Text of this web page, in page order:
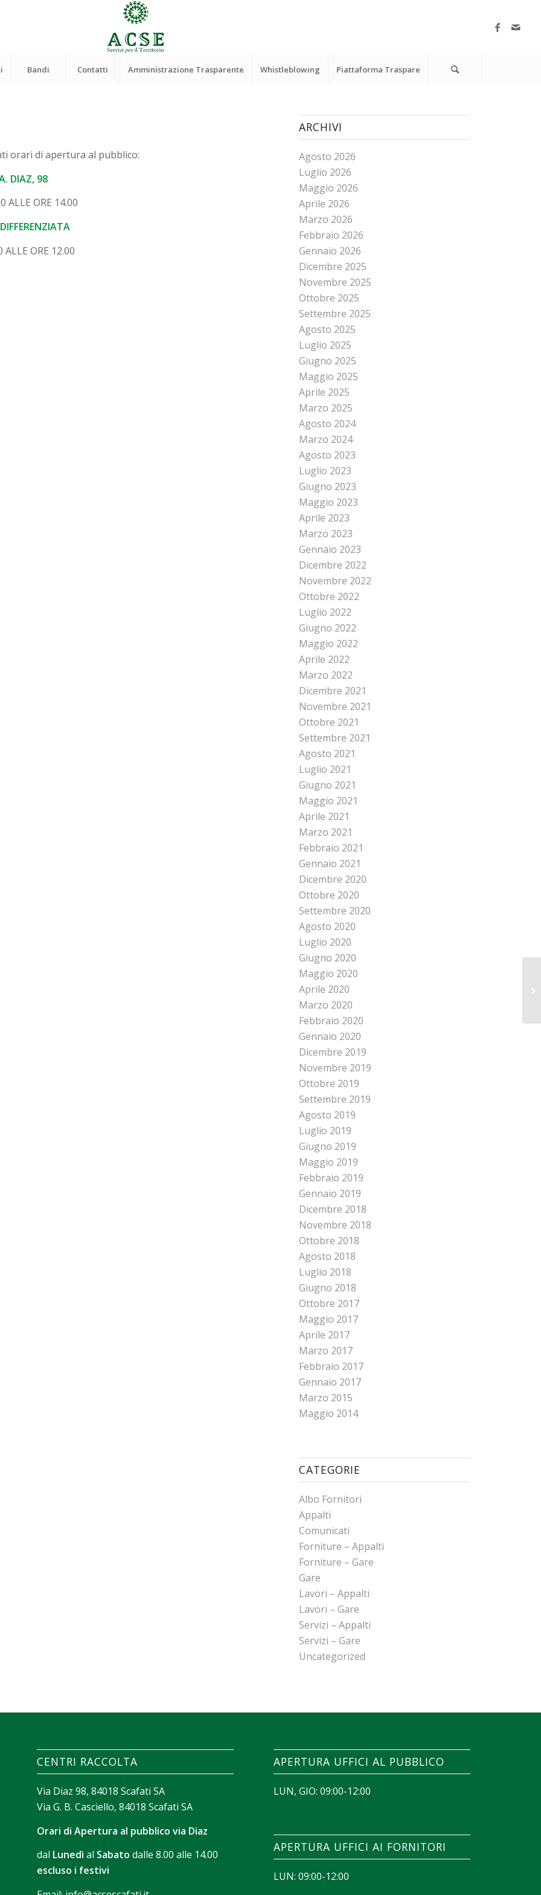
Bandi Contatti Amministrazione Trasparente Whistleblowing Piattaforma Traspare
orari di apertura al pubblico:
DIAZ, 98
ALLE ORE 14.00
ALLE ORE 12.00
ARCHIVI
Agosto 2026
Luglio 2026
Maggio 2026
Aprile 2026
Marzo 2026
Febbraio 2026
Gennaio 2026
Dicembre 2025
Novembre 2025
Ottobre 2025
Settembre 2025
Agosto 2025
Luglio 2025
Giugno 2025
Maggio 2025
Aprile 2025
Marzo 2025
Agosto 2024
Marzo 2024
Agosto 2023
Luglio 2023
Giugno 2023
Maggio 2023
Aprile 2023
Marzo 2023
Gennaio 2023
Dicembre 2022
Novembre 2022
Ottobre 2022
Luglio 2022
Giugno 2022
Maggio 2022
Aprile 2022
Marzo 2022
Dicembre 2021
Novembre 2021
Ottobre 2021
Settembre 2021
Agosto 2021
Luglio 2021
Giugno 2021
Maggio 2021
Aprile 2021
Marzo 2021
Febbraio 2021
Gennaio 2021
Dicembre 2020
Ottobre 2020
Settembre 2020
Agosto 2020
Luglio 2020
Giugno 2020
Maggio 2020
Aprile 2020
Marzo 2020
Febbraio 2020
Gennaio 2020
Dicembre 2019
Novembre 2019
Ottobre 2019
Settembre 2019
Agosto 2019
Luglio 2019
Giugno 2019
Maggio 2019
Febbraio 2019
Gennaio 2019
Dicembre 2018
Novembre 2018
Ottobre 2018
Agosto 2018
Luglio 2018
Giugno 2018
Ottobre 2017
Maggio 2017
Aprile 2017
Marzo 2017
Febbraio 2017
Gennaio 2017
Marzo 2015
Maggio 2014
CATEGORIE
Albo Fornitori
Appalti
Comunicati
Forniture – Appalti
Forniture – Gare
Gare
Lavori – Appalti
Lavori – Gare
Servizi – Appalti
Servizi – Gare
Uncategorized
CENTRI RACCOLTA
Via Diaz 98, 84018 Scafati SA
Via G. B. Casciello, 84018 Scafati SA
Orari di Apertura al pubblico via Diaz
dal Lunedìal Sabatodalle 8.00 alle 14.00
escluso i festivi
APERTURA UFFICI AL PUBBLICO
LUN, GIO: 09:00-12:00
APERTURA UFFICI AI FORNITORI
LUN: 09:00-12:00